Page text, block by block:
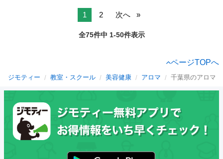
1 2 次へ
全75件中 1-50件表示
ページTOPへ
ジモティー 教室・スクール 美容健康 アロマ 千葉県のアロマ